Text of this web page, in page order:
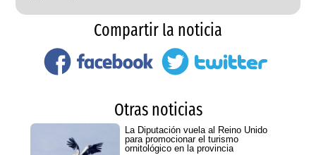
Compartir la noticia
Otras noticias
La Diputación vuela al Reino Unido
para promocionar el turismo
ornitológico en la provincia